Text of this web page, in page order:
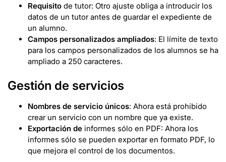
Requisito de tutor: Otro ajuste obliga a introducir los
datos de un tutor antes de guardar el expediente de
un alumno.
Campos personalizados ampliados: El límite de texto
para los campos personalizados de los alumnos se ha
ampliado a 250 caracteres.
Gestión de servicios
Nombres de servicio únicos: Ahora está prohibido
crear un servicio con un nombre que ya existe.
Exportación de informes sólo en PDF: Ahora los
informes sólo se pueden exportar en formato PDF, lo
que mejora el control de los documentos.